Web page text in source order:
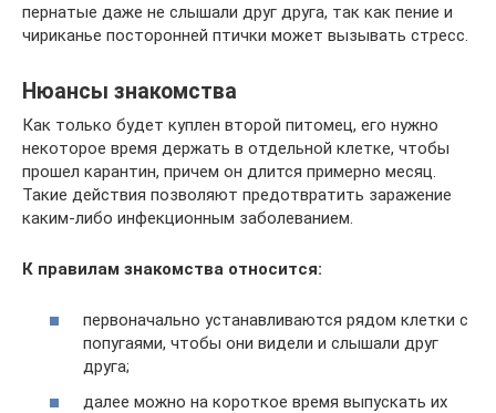
пернатые даже не слышали друг друга, так как пение и
чириканье посторонней птички может вызывать стресс.
Нюансы знакомства
Как только будет куплен второй питомец, его нужно
некоторое время держать в отдельной клетке, чтобы
прошел карантин, причем он длится примерно месяц.
Такие действия позволяют предотвратить заражение
каким-либо инфекционным заболеванием.
К правилам знакомства относится:
первоначально устанавливаются рядом клетки с
попугаями, чтобы они видели и слышали друг
друга;
далее можно на короткое время выпускать их